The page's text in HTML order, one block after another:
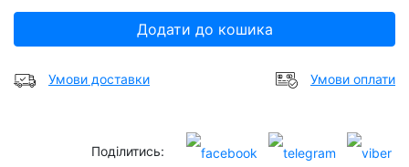
Додати до кошика
Умови доставки Умови оплати
Поділитись: